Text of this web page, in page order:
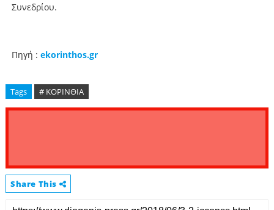
Συνεδρίου.
Πηγή : ekorinthos.gr
Tags # ΚΟΡΙΝΘΙΑ
Share This